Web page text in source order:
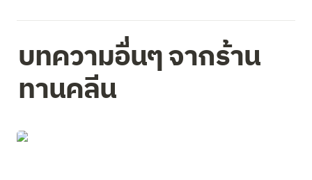
บทความอื่นๆ จากร้าน
ทานคลีน
เทริยากิ ภูมิปัญญาการทำอาหารที่ใช้วัตถุดิบให้เกิด